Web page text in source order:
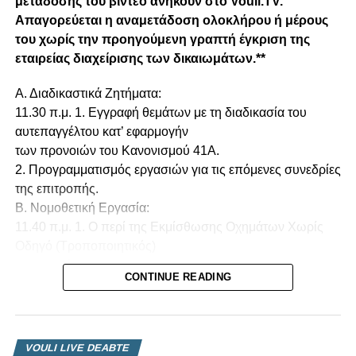
Απαγορεύεται η αναμετάδοση ολοκλήρου ή μέρους
του χωρίς την προηγούμενη γραπτή έγκριση της
εταιρείας διαχείρισης των δικαιωμάτων.**
Α. Διαδικαστικά Ζητήματα:
11.30 π.μ. 1. Εγγραφή θεμάτων με τη διαδικασία του
αυτεπαγγέλτου κατ’ εφαρμογήν
των προνοιών του Κανονισμού 41Α.
2. Προγραμματισμός εργασιών για τις επόμενες συνεδρίες
της επιτροπής.
Β. Νομοθετική Εργασία:
11.40 π.μ. 1. Ο περί της Εκμίσθωσης Οχημάτων Χωρίς
(Αρ. 2) Νόμος του 2021.
(Αρ. Φακ. 23.01.062.179-2021)
(Τροποποιητικός)
CONTINUE READING
VOULI LIVE DEABTE